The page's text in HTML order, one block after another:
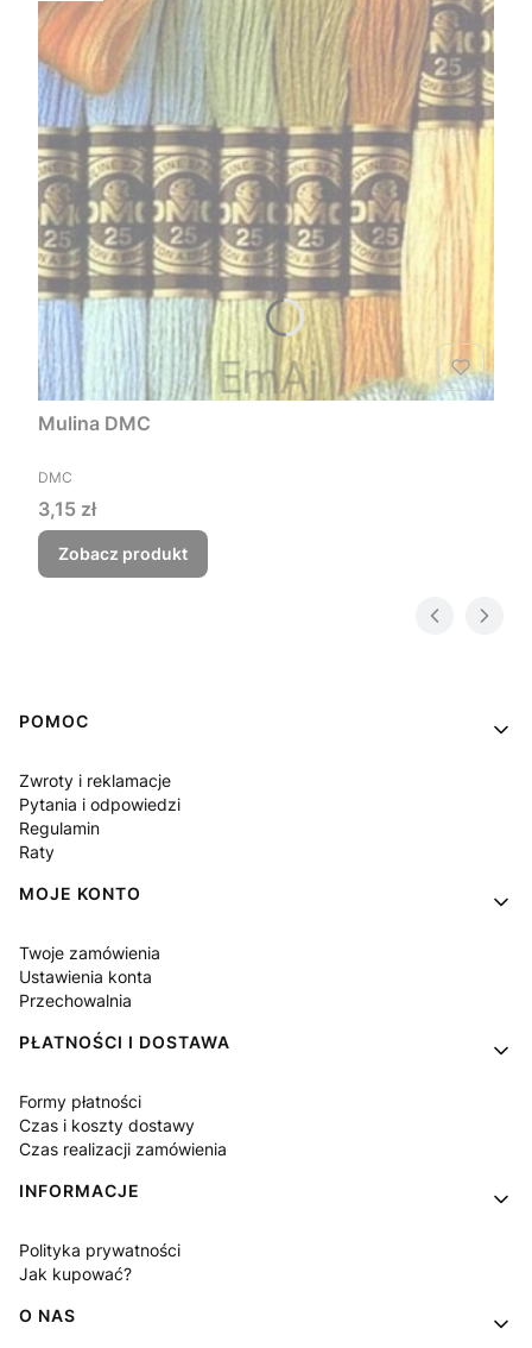
Mulina DMC
PRODUCENT
DMC
Cena
3,15 zł
Zobacz produkt
Linki w stopce
POMOC
Zwroty i reklamacje
Pytania i odpowiedzi
Regulamin
Raty
MOJE KONTO
Twoje zamówienia
Ustawienia konta
Przechowalnia
PŁATNOŚCI I DOSTAWA
Formy płatności
Czas i koszty dostawy
Czas realizacji zamówienia
INFORMACJE
Polityka prywatności
Jak kupować?
O NAS